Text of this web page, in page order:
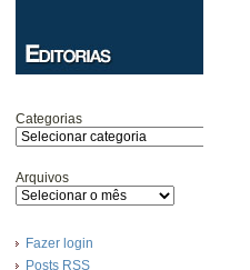
Categorias
Arquivos
Fazer login
Posts RSS